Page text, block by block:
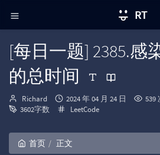
RT
[每日一题] 2385.感
的总时间
博
主：
Richard
发
布
2024 年 04 月 24 日 539
3602字数
分
LeetCode
首页 正文